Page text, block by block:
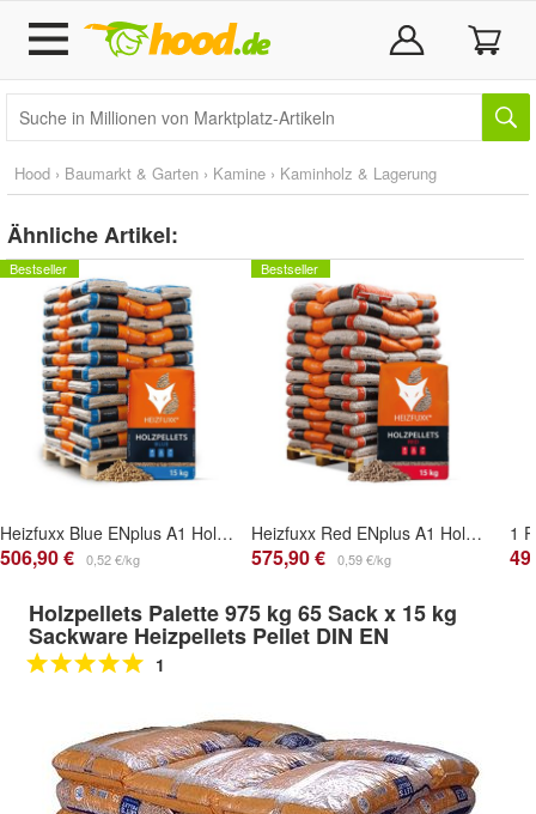
Hood › Baumarkt & Garten › Kamine › Kaminholz & Lagerung
Ähnliche Artikel:
Bestseller
Heizfuxx Blue ENplus A1 Holzpellets Weichholz 15kg x 65 Sack 975kg Palette
506,90 € 0,52 €/kg
Bestseller
Heizfuxx Red ENplus A1 Holzpellets Hartholz 15kg x 65 Sack 975kg Palette
575,90 € 0,59 €/kg
Holzpellets Palette 975 kg 65 Sack x 15 kg
Sackware Heizpellets Pellet DIN EN
1